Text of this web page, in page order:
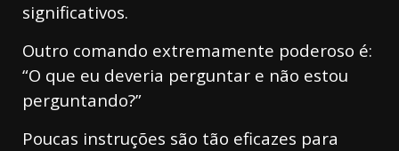
significativos.
Outro comando extremamente poderoso é:
“O que eu deveria perguntar e não estou
perguntando?”
Poucas instruções são tão eficazes para